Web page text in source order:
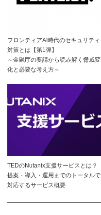
フロンティアAI時代のセキュリティ
対策とは【第1弾】
～金融庁の要請から読み解く脅威変
化と必要な考え方～
TEDのNutanix支援サービスとは？
提案・導入・運用までのトータルで
対応するサービス概要